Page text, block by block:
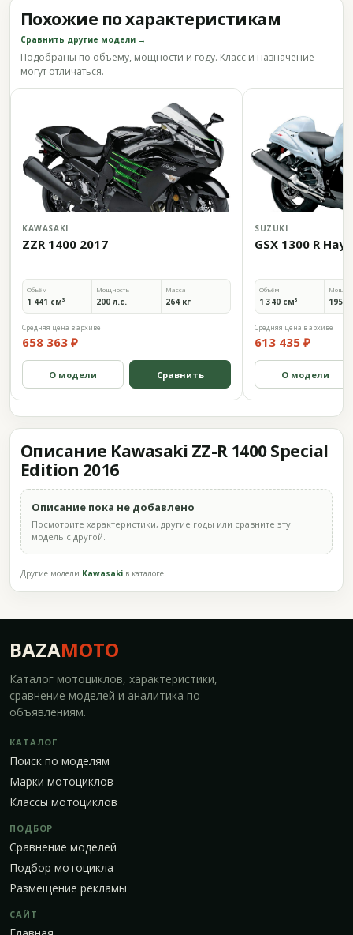
Похожие по характеристикам
Сравнить другие модели →
Подобраны по объёму, мощности и году. Класс и назначение
могут отличаться.
KAWASAKI
ZZR 1400 2017
Объём
1 441 см³
Мощность
200 л.с.
Масса
264 кг
Средняя цена в архиве
658 363 ₽
О модели Сравнить
SUZUKI
GSX 1300 R
Объём
1 340 см³ 195,7
Средняя цена в архиве
613 435 ₽
О модели
Описание Kawasaki ZZ-R 1400 Special
Edition 2016
Описание пока не добавлено
Посмотрите характеристики, другие годы или сравните эту
модель с другой.
Другие модели Kawasaki в каталоге
BAZAMOTO
Каталог мотоциклов, характеристики,
сравнение моделей и аналитика по
объявлениям.
КАТАЛОГ
Поиск по моделям
Марки мотоциклов
Классы мотоциклов
ПОДБОР
Сравнение моделей
Подбор мотоцикла
Размещение рекламы
САЙТ